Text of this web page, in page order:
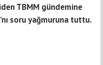
TBMM gündemine
soru yağmuruna tuttu.